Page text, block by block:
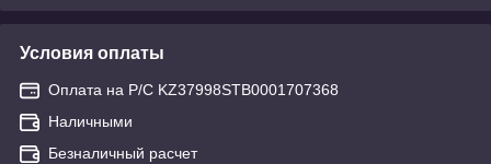
Условия оплаты
Оплата на Р/С KZ37998STB0001707368
Наличными
Безналичный расчет